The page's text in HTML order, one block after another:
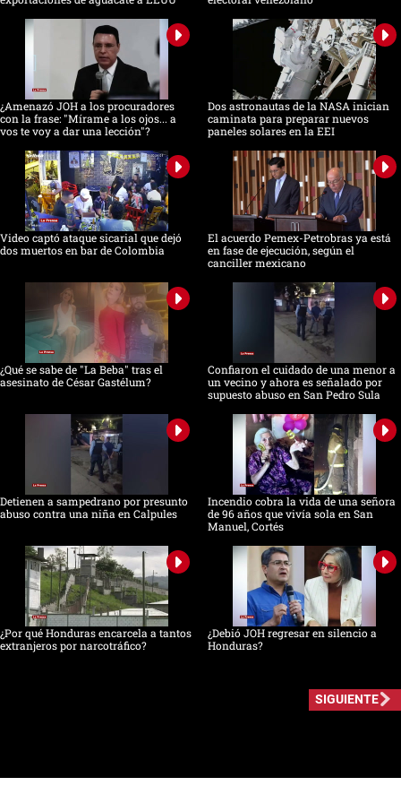
¿Amenazó JOH a los procuradores
con la frase: "Mírame a los ojos... a
vos te voy a dar una lección"?
Dos astronautas de la NASA inician
caminata para preparar nuevos
paneles solares en la EEI
Video captó ataque sicarial que dejó
dos muertos en bar de Colombia
El acuerdo Pemex-Petrobras ya está
en fase de ejecución, según el
canciller mexicano
¿Qué se sabe de "La Beba" tras el
asesinato de César Gastélum?
Confiaron el cuidado de una menor a
un vecino y ahora es señalado por
supuesto abuso en San Pedro Sula
Detienen a sampedrano por presunto
abuso contra una niña en Calpules
Incendio cobra la vida de una señora
de 96 años que vivía sola en San
Manuel, Cortés
¿Por qué Honduras encarcela a tantos
extranjeros por narcotráfico?
¿Debió JOH regresar en silencio a
Honduras?
SIGUIENTE